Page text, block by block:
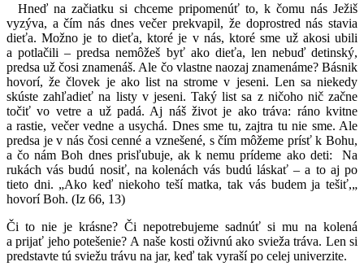
Hneď na začiatku si chceme pripomenúť to, k čomu nás Ježiš
vyzýva, a čím nás dnes večer prekvapil, že doprostred nás stavia
dieťa. Možno je to dieťa, ktoré je v nás, ktoré sme už akosi ubili
a potlačili – predsa nemôžeš byť ako dieťa, len nebuď detinský,
predsa už čosi znamenáš. Ale čo vlastne naozaj znamenáme? Básnik
hovorí, že človek je ako list na strome v jeseni. Len sa niekedy
skúste zahľadieť na listy v jeseni. Taký list sa z ničoho nič začne
točiť vo vetre a už padá. Aj náš život je ako tráva: ráno kvitne
a rastie, večer vedne a usychá. Dnes sme tu, zajtra tu nie sme. Ale
predsa je v nás čosi cenné a vznešené, s čím môžeme prísť k Bohu,
a čo nám Boh dnes prisľubuje, ak k nemu prídeme ako deti: Na
rukách vás budú nosiť, na kolenách vás budú láskať – a to aj po
tieto dni. „Ako keď niekoho teší matka, tak vás budem ja tešiť,„
hovorí Boh. (Iz 66, 13)
Či to nie je krásne? Či nepotrebujeme sadnúť si mu na kolená
a prijať jeho potešenie? A naše kosti oživnú ako svieža tráva. Len si
predstavte tú sviežu trávu na jar, keď tak vyraší po celej univerzite.